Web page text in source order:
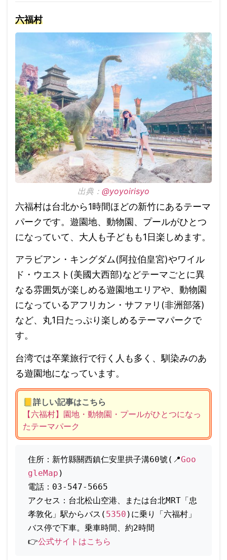
六福村
出典： @yoyoirisyo
六福村は台北から1時間ほどの新竹にあるテーマ
パークです。遊園地、動物園、プールがひとつ
になっていて、大人も子どもも1日楽しめます。
アラビアン・キングダム(阿拉伯皇宮)やワイル
ド・ウエスト(美國大西部)などテーマごとに異
なる雰囲気が楽しめる遊園地エリアや、動物園
になっているアフリカン・サファリ(非洲部落)
など、丸1日たっぷり楽しめるテーマパークで
す。
台湾では卒業旅行で行く人も多く、馴染みのあ
る遊園地になっています。
📒詳しい記事はこちら
【六福村】園地・動物園・プールがひとつになっ
たテーマパーク
住所：新竹縣關西鎮仁安里拱子溝60號(📍Goo
gleMap )
電話：03-547-5665
アクセス：台北松山空港、または台北MRT「忠
孝敦化」駅からバス( 5350 )に乗り「六福村」
バス停で下車。乗車時間、約2時間
👉公式サイトはこちら